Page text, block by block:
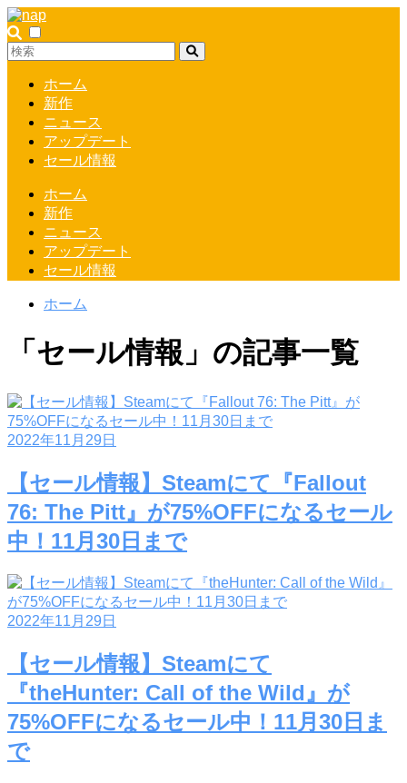
ホーム
新作
ニュース
アップデート
セール情報
ホーム
新作
ニュース
アップデート
セール情報
ホーム
「セール情報」の記事一覧
2022年11月29日
【セール情報】Steamにて『Fallout
76: The Pitt』が75%OFFになるセール
中！11月30日まで
2022年11月29日
【セール情報】Steamにて
『theHunter: Call of the Wild』が
75%OFFになるセール中！11月30日ま
で